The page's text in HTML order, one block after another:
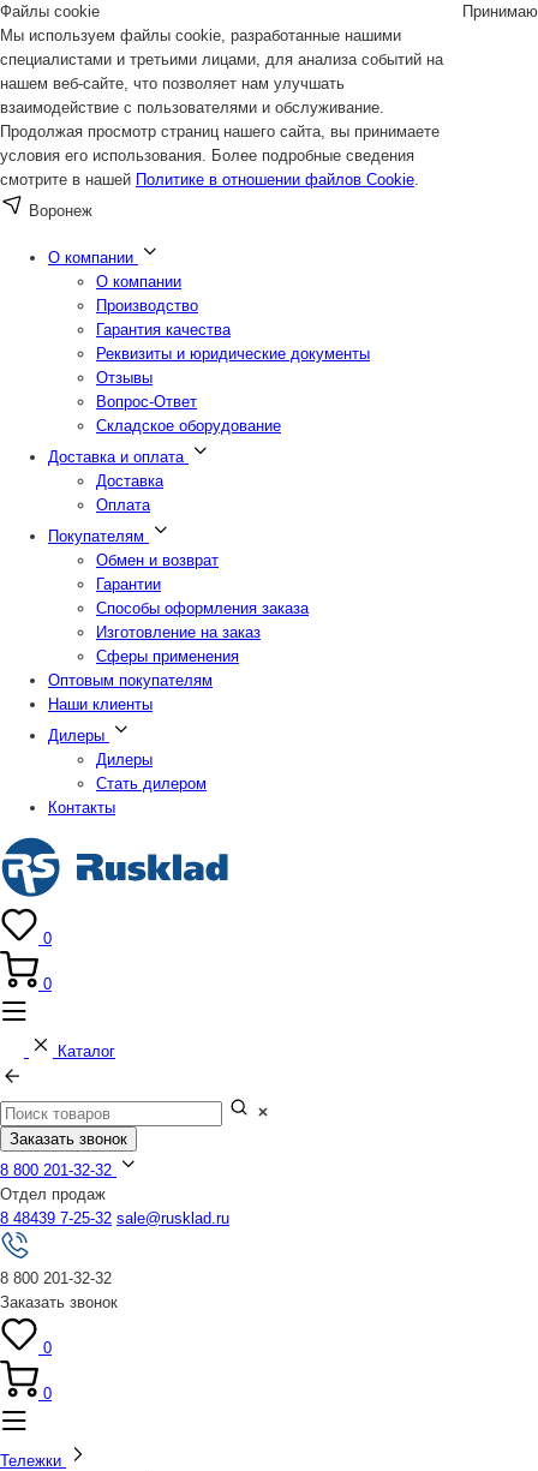
Файлы cookie
Мы используем файлы cookie, разработанные нашими
специалистами и третьими лицами, для анализа событий на
нашем веб-сайте, что позволяет нам улучшать
взаимодействие с пользователями и обслуживание.
Продолжая просмотр страниц нашего сайта, вы принимаете
условия его использования. Более подробные сведения
смотрите в нашей Политике в отношении файлов Cookie.
Принимаю
Воронеж
О компании
О компании
Производство
Гарантия качества
Реквизиты и юридические документы
Отзывы
Вопрос-Ответ
Складское оборудование
Доставка и оплата
Доставка
Оплата
Покупателям
Обмен и возврат
Гарантии
Способы оформления заказа
Изготовление на заказ
Сферы применения
Оптовым покупателям
Наши клиенты
Дилеры
Дилеры
Стать дилером
Контакты
0
0
Каталог
Заказать звонок
8 800 201-32-32
Отдел продаж
8 48439 7-25-32 sale@rusklad.ru
8 800 201-32-32
Заказать звонок
0
0
Тележки